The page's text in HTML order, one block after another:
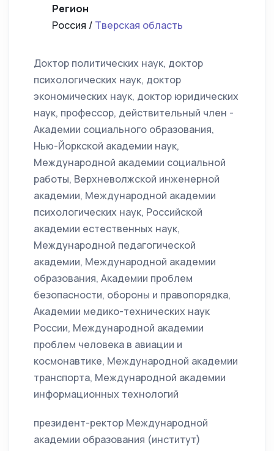
Регион
Россия / Тверская область
Доктор политических наук, доктор
психологических наук, доктор
экономических наук, доктор юридических
наук, профессор, действительный член -
Академии социального образования,
Нью-Йоркской академии наук,
Международной академии социальной
работы, Верхневолжской инженерной
академии, Международной академии
психологических наук, Российской
академии естественных наук,
Международной педагогической
академии, Международной академии
образования, Академии проблем
безопасности, обороны и правопорядка,
Академии медико-технических наук
России, Международной академии
проблем человека в авиации и
космонавтике, Международной академии
транспорта, Международной академии
информационных технологий
президент-ректор Международной
академии образования (институт)